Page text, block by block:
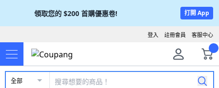
領取您的 $200 首購優惠卷! 打開 App
客服中心
註冊會員
登入
全部